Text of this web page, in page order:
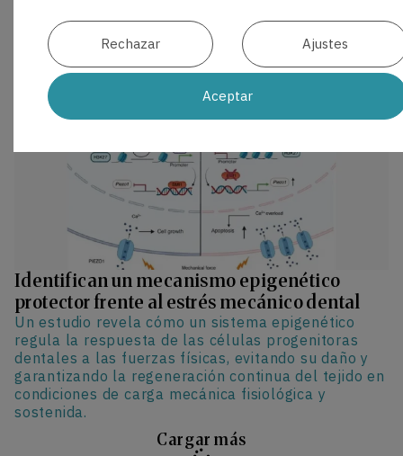
Identifican un mecanismo epigenético
protector frente al estrés mecánico dental
Un estudio revela cómo un sistema epigenético
regula la respuesta de las células progenitoras
dentales a las fuerzas físicas, evitando su daño y
garantizando la regeneración continua del tejido en
condiciones de carga mecánica fisiológica y
sostenida.
Cargar más
Aceptar
Rechazar Ajustes